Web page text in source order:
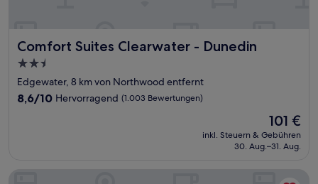
Comfort Suites Clearwater - Dunedin
Comfort Suites Clearwater - Dunedin
2.5-
Sterne-
Unterkunft
Edgewater, 8 km von Northwood entfernt
8.6
8,6/10 Hervorragend (1.003 Bewertungen)
Der
Preis
beträgt
101 €
inkl. Steuern & Gebühren
30. Aug.–31. Aug.
The Grant Street Inn Dunedin Downtown Historic District,